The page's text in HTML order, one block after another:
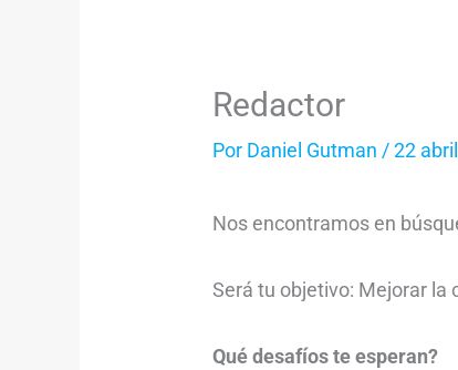
Redactor
Por Daniel Gutman /22
Nos encontramos en
Será tu objetivo: Mejorar la
Qué desafíos te esperan?